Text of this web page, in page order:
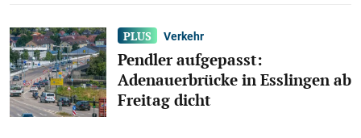
Verkehr
Pendler aufgepasst:
Adenauerbrücke in Esslingen ab
Freitag dicht